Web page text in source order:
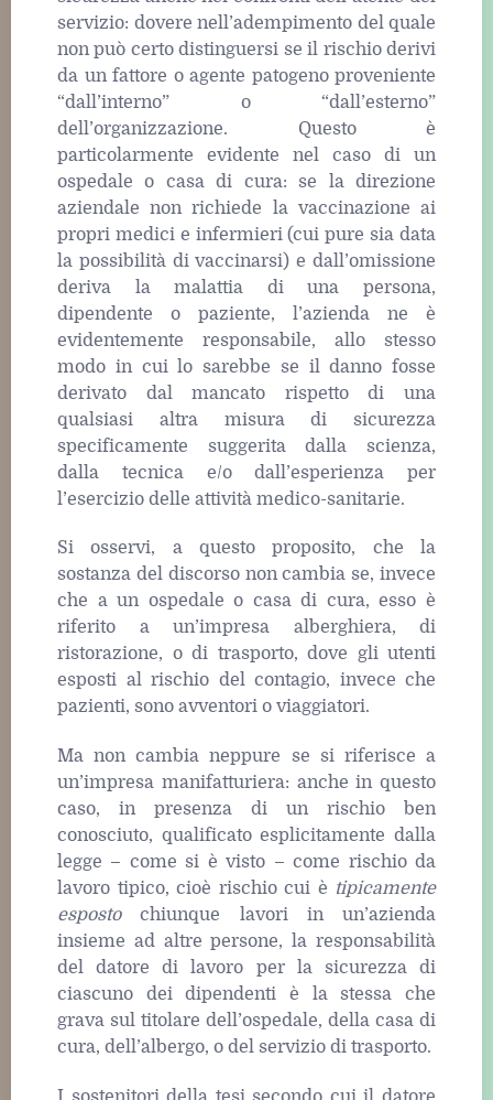
servizio: dovere nell’adempimento del quale
non può certo distinguersi se il rischio derivi
da un fattore o agente patogeno proveniente
“dall’interno” o “dall’esterno”
dell’organizzazione. Questo è
particolarmente evidente nel caso di un
ospedale o casa di cura: se la direzione
aziendale non richiede la vaccinazione ai
propri medici e infermieri (cui pure sia data
la possibilità di vaccinarsi) e dall’omissione
deriva la malattia di una persona,
dipendente o paziente, l’azienda ne è
evidentemente responsabile, allo stesso
modo in cui lo sarebbe se il danno fosse
derivato dal mancato rispetto di una
qualsiasi altra misura di sicurezza
specificamente suggerita dalla scienza,
dalla tecnica e/o dall’esperienza per
l’esercizio delle attività medico-sanitarie.
Si osservi, a questo proposito, che la
sostanza del discorso non cambia se, invece
che a un ospedale o casa di cura, esso è
riferito a un’impresa alberghiera, di
ristorazione, o di trasporto, dove gli utenti
esposti al rischio del contagio, invece che
pazienti, sono avventori o viaggiatori.
Ma non cambia neppure se si riferisce a
un’impresa manifatturiera: anche in questo
caso, in presenza di un rischio ben
conosciuto, qualificato esplicitamente dalla
legge – come si è visto – come rischio da
lavoro tipico, cioè rischio cui è tipicamente
espostochiunque lavori in un’azienda
insieme ad altre persone, la responsabilità
del datore di lavoro per la sicurezza di
ciascuno dei dipendenti è la stessa che
grava sul titolare dell’ospedale, della casa di
cura, dell’albergo, o del servizio di trasporto.